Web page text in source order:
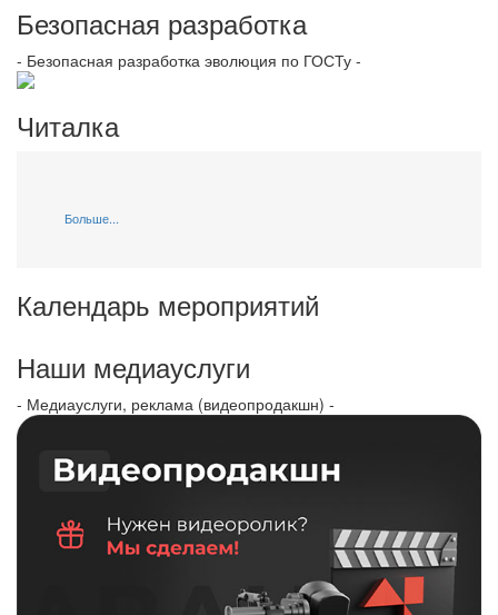
Безопасная разработка
- Безопасная разработка эволюция по ГОСТу -
Читалка
Больше...
Календарь мероприятий
Наши медиауслуги
- Медиауслуги, реклама (видеопродакшн) -